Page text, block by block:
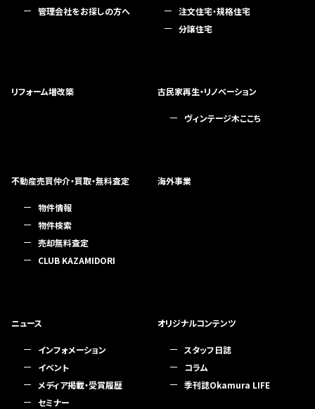
管理会社をお探しの方へ
注文住宅・規格住宅
分譲住宅
リフォーム増改築 古民家再生・リノベーション
ヴィンテージ木ここち
不動産売買仲介・買取・無料査定
物件情報
物件検索
売却無料査定
CLUB KAZAMIDORI
海外事業
ニュース
インフォメーション
イベント
メディア掲載・受賞履歴
セミナー
オリジナルコンテンツ
スタッフ日誌
コラム
季刊誌Okamura LIFE